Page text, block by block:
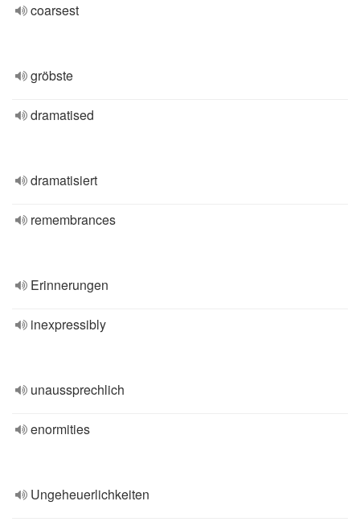
coarsest
gröbste
dramatised
dramatisiert
remembrances
Erinnerungen
inexpressibly
unaussprechlich
enormities
Ungeheuerlichkeiten